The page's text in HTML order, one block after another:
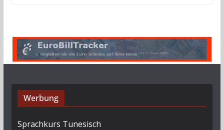
Werbung
Sprachkurs Tunesisch